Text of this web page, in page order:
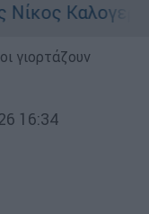
γιορτάζουν
16:34